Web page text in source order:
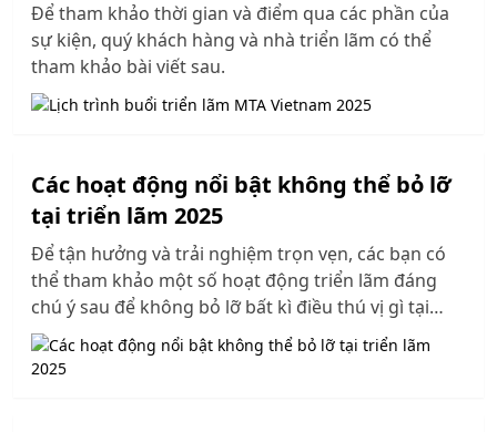
Để tham khảo thời gian và điểm qua các phần của
sự kiện, quý khách hàng và nhà triển lãm có thể
tham khảo bài viết sau.
Các hoạt động nổi bật không thể bỏ lỡ
tại triển lãm 2025
Để tận hưởng và trải nghiệm trọn vẹn, các bạn có
thể tham khảo một số hoạt động triển lãm đáng
chú ý sau để không bỏ lỡ bất kì điều thú vị gì tại
Shoes & Leather - Vietnam 2025